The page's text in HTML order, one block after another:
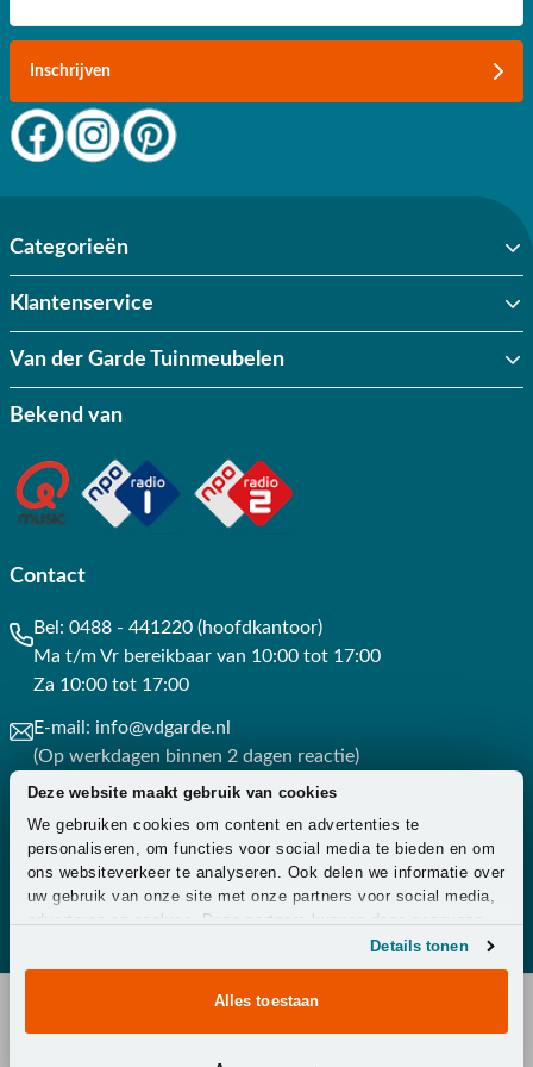
Deze website maakt gebruik van cookies
We gebruiken cookies om content en advertenties te
personaliseren, om functies voor social media te bieden en om
ons websiteverkeer te analyseren. Ook delen we informatie over
uw gebruik van onze site met onze partners voor social media,
adverteren en analyse. Deze partners kunnen deze gegevens
combineren met andere informatie die u aan ze heeft verstrekt
of die ze hebben verzameld op basis van uw gebruik van hun
Details tonen
Alles toestaan
Inschrijven
Categorieën
Klantenservice
Van der Garde Tuinmeubelen
Bekend van
Contact
Bel: 0488 - 441220 (hoofdkantoor)
Ma t/m Vr bereikbaar van 10:00 tot 17:00
Za 10:00 tot 17:00
E-mail: info@vdgarde.nl
(Op werkdagen binnen 2 dagen reactie)
Whatsapp: 0488441220
(Op werkdagen binnen 3 uur reactie)
Contact